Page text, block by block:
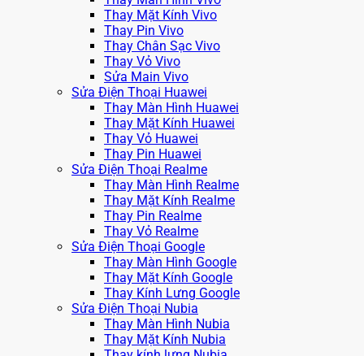
Thay Mặt Kính Vivo
Thay Pin Vivo
Thay Chân Sạc Vivo
Thay Vỏ Vivo
Sửa Main Vivo
Sửa Điện Thoại Huawei
Thay Màn Hình Huawei
Thay Mặt Kính Huawei
Thay Vỏ Huawei
Thay Pin Huawei
Sửa Điện Thoại Realme
Thay Màn Hình Realme
Thay Mặt Kính Realme
Thay Pin Realme
Thay Vỏ Realme
Sửa Điện Thoại Google
Thay Màn Hình Google
Thay Mặt Kính Google
Thay Kính Lưng Google
Sửa Điện Thoại Nubia
Thay Màn Hình Nubia
Thay Mặt Kính Nubia